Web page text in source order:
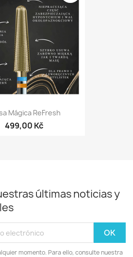
Mágica ReFresh
499,00 Kč
últimas noticias y
momento. Para ello, consulte nuestra